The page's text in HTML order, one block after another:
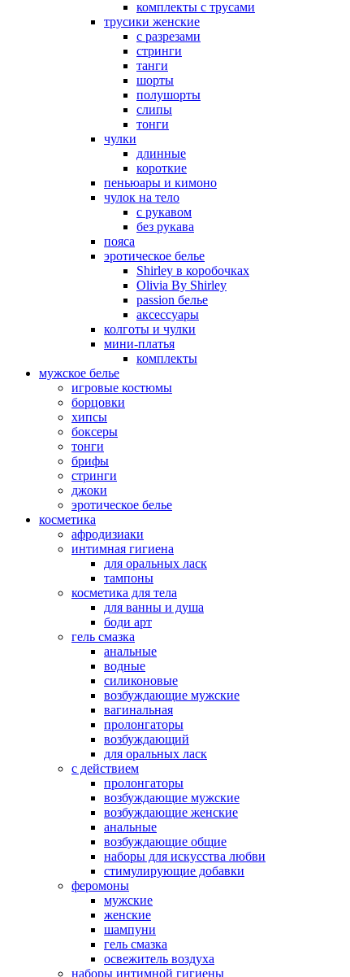
комплекты с трусами
трусики женские
с разрезами
стринги
танги
шорты
полушорты
слипы
тонги
чулки
длинные
короткие
пеньюары и кимоно
чулок на тело
с рукавом
без рукава
пояса
эротическое белье
Shirley в коробочках
Olivia By Shirley
passion белье
аксессуары
колготы и чулки
мини-платья
комплекты
мужское белье
игровые костюмы
борцовки
хипсы
боксеры
тонги
брифы
стринги
джоки
эротическое белье
косметика
афродизиаки
интимная гигиена
для оральных ласк
тампоны
косметика для тела
для ванны и душа
боди арт
гель смазка
анальные
водные
силиконовые
возбуждающие мужские
вагинальная
пролонгаторы
возбуждающий
для оральных ласк
с действием
пролонгаторы
возбуждающие мужские
возбуждающие женские
анальные
возбуждающие общие
наборы для искусства любви
стимулирующие добавки
феромоны
мужские
женские
шампуни
гель смазка
освежитель воздуха
наборы интимной гигиены